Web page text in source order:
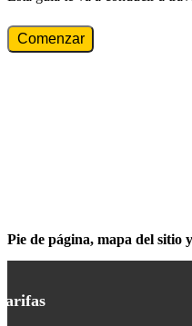
Comenzar
Pie de página, mapa del sitio